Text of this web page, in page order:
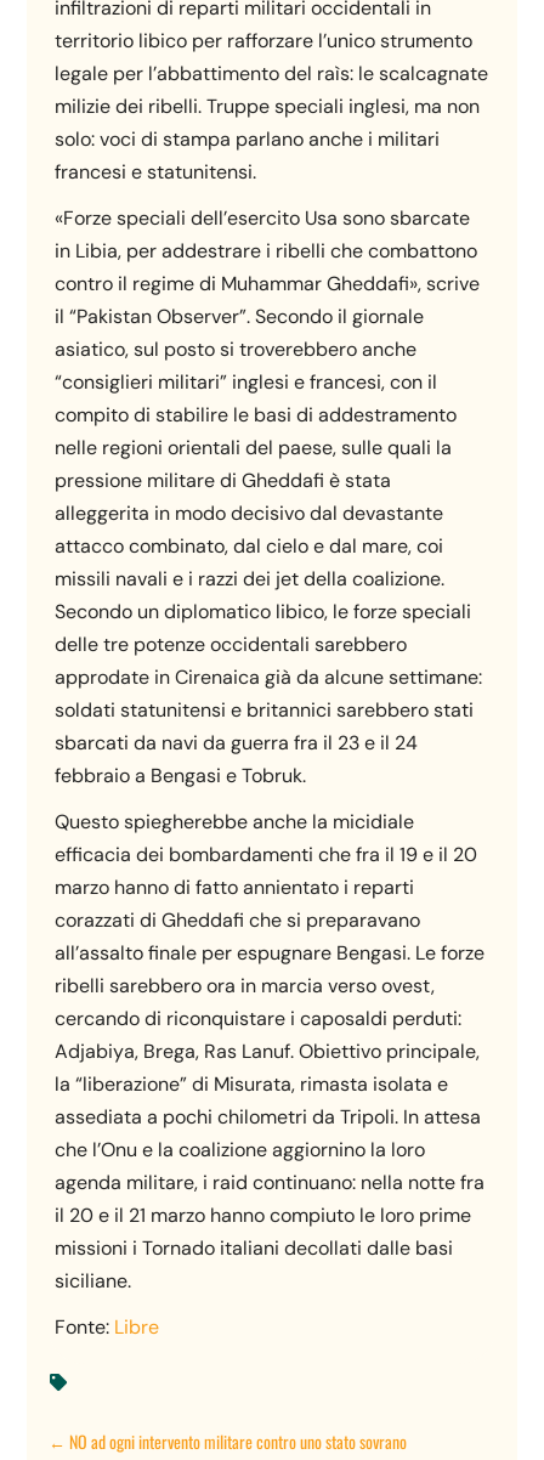
infiltrazioni di reparti militari occidentali in
territorio libico per rafforzare l’unico strumento
legale per l’abbattimento del raìs: le scalcagnate
milizie dei ribelli. Truppe speciali inglesi, ma non
solo: voci di stampa parlano anche i militari
francesi e statunitensi.
«Forze speciali dell’esercito Usa sono sbarcate
in Libia, per addestrare i ribelli che combattono
contro il regime di Muhammar Gheddafi», scrive
il “Pakistan Observer”. Secondo il giornale
asiatico, sul posto si troverebbero anche
“consiglieri militari” inglesi e francesi, con il
compito di stabilire le basi di addestramento
nelle regioni orientali del paese, sulle quali la
pressione militare di Gheddafi è stata
alleggerita in modo decisivo dal devastante
attacco combinato, dal cielo e dal mare, coi
missili navali e i razzi dei jet della coalizione.
Secondo un diplomatico libico, le forze speciali
delle tre potenze occidentali sarebbero
approdate in Cirenaica già da alcune settimane:
soldati statunitensi e britannici sarebbero stati
sbarcati da navi da guerra fra il 23 e il 24
febbraio a Bengasi e Tobruk.
Questo spiegherebbe anche la micidiale
efficacia dei bombardamenti che fra il 19 e il 20
marzo hanno di fatto annientato i reparti
corazzati di Gheddafi che si preparavano
all’assalto finale per espugnare Bengasi. Le forze
ribelli sarebbero ora in marcia verso ovest,
cercando di riconquistare i caposaldi perduti:
Adjabiya, Brega, Ras Lanuf. Obiettivo principale,
la “liberazione” di Misurata, rimasta isolata e
assediata a pochi chilometri da Tripoli. In attesa
che l’Onu e la coalizione aggiornino la loro
agenda militare, i raid continuano: nella notte fra
il 20 e il 21 marzo hanno compiuto le loro prime
missioni i Tornado italiani decollati dalle basi
siciliane.
Fonte: Libre

←NO ad ogni intervento militare contro uno stato sovrano